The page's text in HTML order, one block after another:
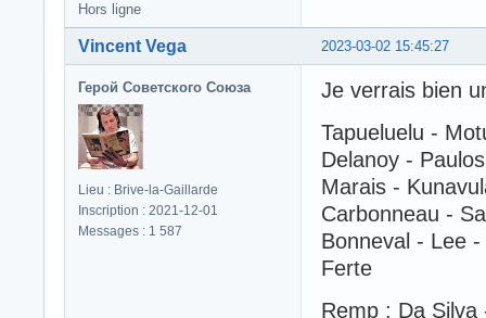
Hors ligne
2023-03-02 15:45:27
Vincent Vega
Герой Советского Союза
Lieu : Brive-la-Gaillarde
Inscription : 2021-12-01
Messages : 1 587
Je verrais bien
Tapueluelu -
Delanoy - Paulos
Marais -
Carbonneau -
Bonneval - Lee
Ferte
Remp : Da